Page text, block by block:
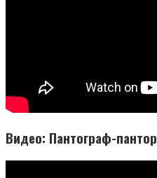
Видео: Пантограф-